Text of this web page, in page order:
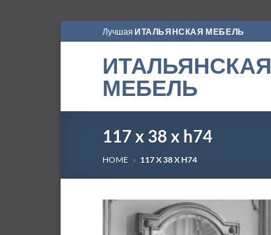
to
Лучшая ИТАЛЬЯНСКАЯ МЕБЕЛЬ
ИТАЛЬЯНСКАЯ
МЕБЕЛЬ
117 x 38 x h74
HOME » 117 X 38 X H74